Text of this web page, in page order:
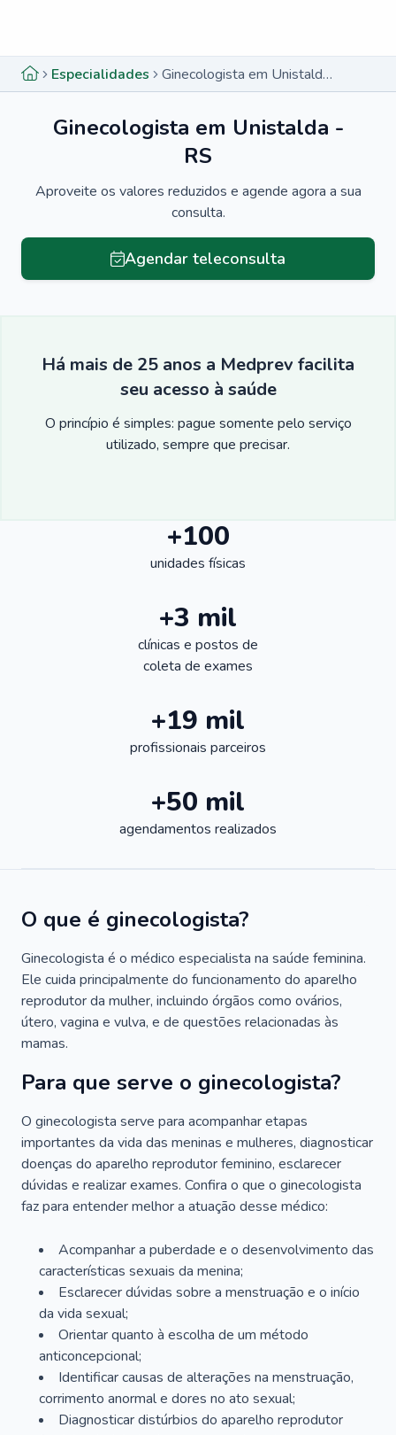
Especialidades Ginecologista em Unistalda - RS
Ginecologista em Unistalda -
RS
Aproveite os valores reduzidos e agende agora a sua
consulta.
Agendar teleconsulta
Há mais de 25 anos a Medprev facilita
seu acesso à saúde
O princípio é simples: pague somente pelo serviço
utilizado, sempre que precisar.
+100
unidades físicas
+3 mil
clínicas e postos de
coleta de exames
+19 mil
profissionais parceiros
+50 mil
agendamentos realizados
O que é ginecologista?
Ginecologista é o médico especialista na saúde feminina.
Ele cuida principalmente do funcionamento do aparelho
reprodutor da mulher, incluindo órgãos como ovários,
útero, vagina e vulva, e de questões relacionadas às
mamas.
Para que serve o ginecologista?
O ginecologista serve para acompanhar etapas
importantes da vida das meninas e mulheres, diagnosticar
doenças do aparelho reprodutor feminino, esclarecer
dúvidas e realizar exames. Confira o que o ginecologista
faz para entender melhor a atuação desse médico:
Acompanhar a puberdade e o desenvolvimento das
características sexuais da menina;
Esclarecer dúvidas sobre a menstruação e o início
da vida sexual;
Orientar quanto à escolha de um método
anticoncepcional;
Identificar causas de alterações na menstruação,
corrimento anormal e dores no ato sexual;
Diagnosticar distúrbios do aparelho reprodutor